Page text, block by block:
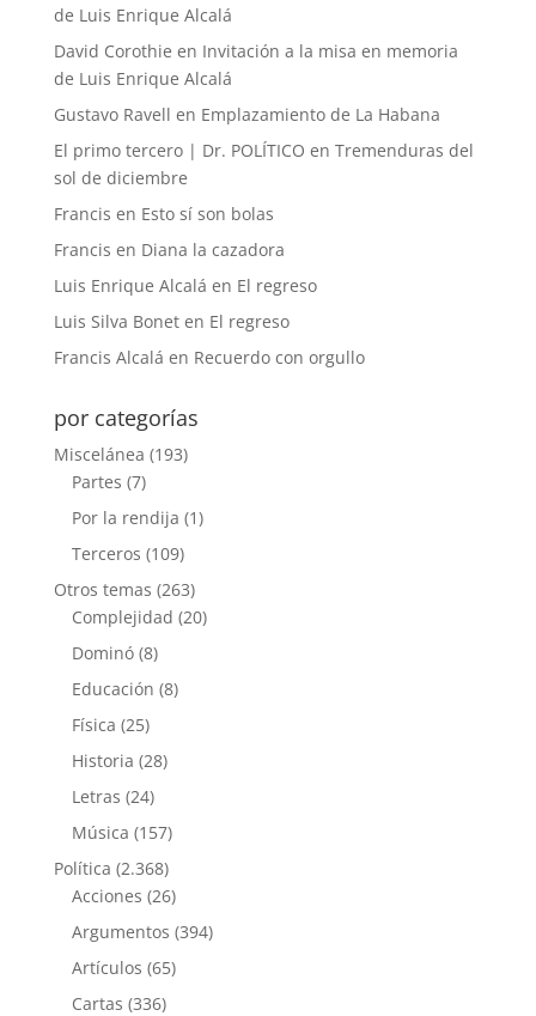
de Luis Enrique Alcalá
David Corothie en Invitación a la misa en memoria
de Luis Enrique Alcalá
Gustavo Ravell en Emplazamiento de La Habana
El primo tercero | Dr. POLÍTICO en Tremenduras del
sol de diciembre
Francis en Esto sí son bolas
Francis en Diana la cazadora
Luis Enrique Alcalá en El regreso
Luis Silva Boneten El regreso
Francis Alcalá en Recuerdo con orgullo
por categorías
Miscelánea (193)
Partes (7)
Por la rendija (1)
Terceros (109)
Otros temas (263)
Complejidad (20)
Dominó(8)
Educación (8)
Física (25)
Historia (28)
Letras (24)
Música (157)
Política (2.368)
Acciones (26)
Argumentos (394)
Artículos (65)
Cartas (336)